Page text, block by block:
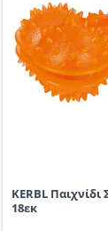
KERBL
18εκ